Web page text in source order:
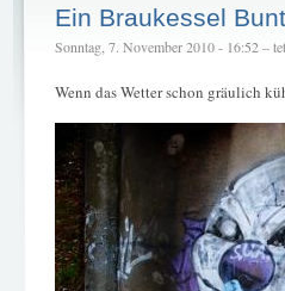
Ein Braukessel
Sonntag, 7. November 2010 - 16:52 –
Wenn das Wetter schon gräulich